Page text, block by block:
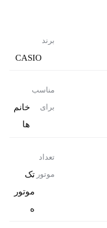
برند
CASIO
مناسب
برای
خانم
ها
تعداد
موتور تک
موتور
ه